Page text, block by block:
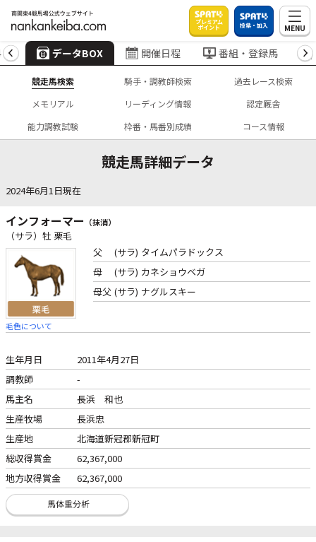
プレミアム
ポイント 投票・加入 MENU
データBOX 開催日程 番組・登録馬
競走馬検索 騎手・調教師検索
過去レース検索
メモリアル
リーディング情報
認定厩舎
能力調教試験
枠番・馬番別成績 コース情報
競走馬詳細データ
2024年6月1日現在
インフォーマー （抹消）
（サラ）牡 栗毛
毛色について
父 (サラ) タイムパラドックス
母
(サラ) カネショウベガ
母父 (サラ) ナグルスキー
生年月日
2011年4月27日
調教師
-
馬主名
長浜 和也
生産牧場
長浜忠
生産地
北海道新冠郡新冠町
総収得賞金
62,367,000
地方収得賞金
62,367,000